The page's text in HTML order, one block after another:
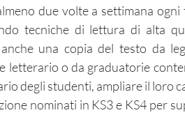
due volte a settimana
tecniche di lettura di alta
una copia del testo da
letterario o da graduatorie
degli studenti, ampliare il loro
nominati in KS3 e KS4 per